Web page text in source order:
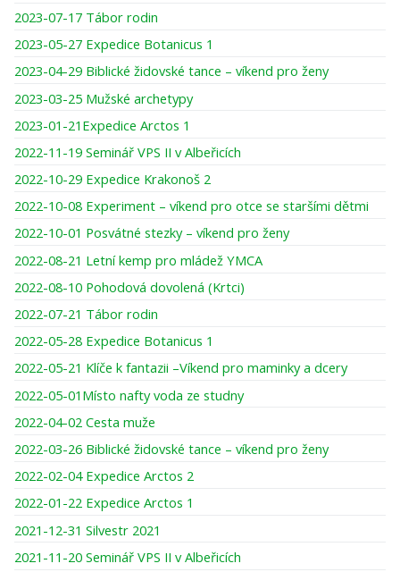
2023-07-17 Tábor rodin
2023-05-27 Expedice Botanicus 1
2023-04-29 Biblické židovské tance – víkend pro ženy
2023-03-25 Mužské archetypy
2023-01-21Expedice Arctos 1
2022-11-19 Seminář VPS II v Albeřicích
2022-10-29 Expedice Krakonoš 2
2022-10-08 Experiment – víkend pro otce se staršími dětmi
2022-10-01 Posvátné stezky – víkend pro ženy
2022-08-21 Letní kemp pro mládež YMCA
2022-08-10 Pohodová dovolená (Krtci)
2022-07-21 Tábor rodin
2022-05-28 Expedice Botanicus 1
2022-05-21 Klíče k fantazii –Víkend pro maminky a dcery
2022-05-01Místo nafty voda ze studny
2022-04-02 Cesta muže
2022-03-26 Biblické židovské tance – víkend pro ženy
2022-02-04 Expedice Arctos 2
2022-01-22 Expedice Arctos 1
2021-12-31 Silvestr 2021
2021-11-20 Seminář VPS II v Albeřicích